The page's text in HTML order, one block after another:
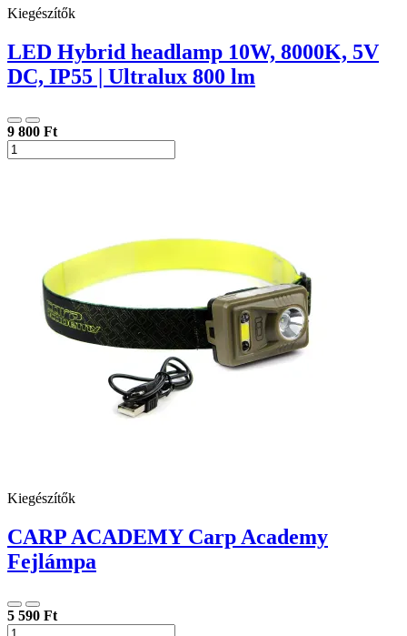
Kiegészítők
LED Hybrid headlamp 10W, 8000K, 5V
DC, IP55 | Ultralux 800 lm
9 800 Ft
Kiegészítők
CARP ACADEMY Carp Academy
Fejlámpa
5 590 Ft